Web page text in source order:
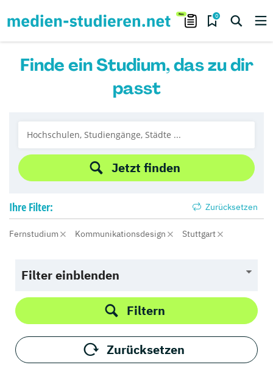
0
Finde ein Studium, das zu dir
passt
Jetzt finden
Ihre Filter: Zurücksetzen
Fernstudium Kommunikationsdesign Stuttgart
Filter einblenden
Filtern
Zurücksetzen